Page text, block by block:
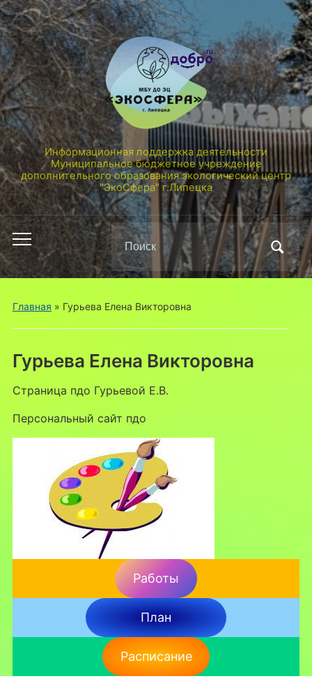
Информационная поддержка деятельности
Муниципальное бюджетное учреждение
дополнительного образования экологический центр
"ЭкоСфера" г.Липецка
Переключить
мобильное
меню
Поиск
по:
Главная » Гурьева Елена Викторовна
Гурьева Елена Викторовна
Страница пдо Гурьевой Е.В.
Персональный сайт пдо
Работы
План
Расписание